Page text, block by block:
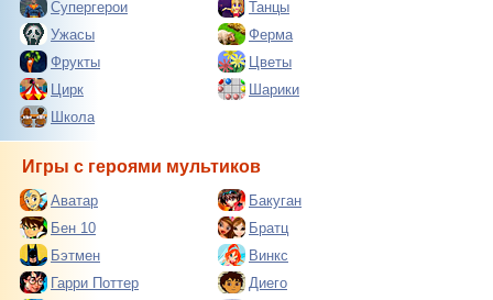
Супергерои
Танцы
Ужасы
Ферма
Фрукты
Цветы
Цирк
Шарики
Школа
Игры с героями мультиков
Аватар
Бакуган
Бен 10
Братц
Бэтмен
Винкс
Гарри Поттер
Диего